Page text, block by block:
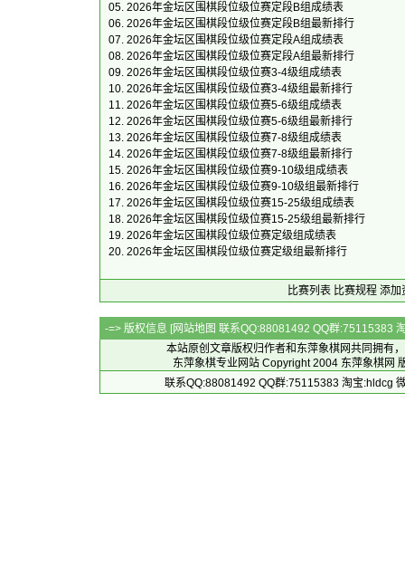
05. 2026年金坛区围棋段位级位赛定段B组成绩表
06. 2026年金坛区围棋段位级位赛定段B组最新排行
07. 2026年金坛区围棋段位级位赛定段A组成绩表
08. 2026年金坛区围棋段位级位赛定段A组最新排行
09. 2026年金坛区围棋段位级位赛3-4级组成绩表
10. 2026年金坛区围棋段位级位赛3-4级组最新排行
11. 2026年金坛区围棋段位级位赛5-6级组成绩表
12. 2026年金坛区围棋段位级位赛5-6级组最新排行
13. 2026年金坛区围棋段位级位赛7-8级组成绩表
14. 2026年金坛区围棋段位级位赛7-8级组最新排行
15. 2026年金坛区围棋段位级位赛9-10级组成绩表
16. 2026年金坛区围棋段位级位赛9-10级组最新排行
17. 2026年金坛区围棋段位级位赛15-25级组成绩表
18. 2026年金坛区围棋段位级位赛15-25级组最新排行
19. 2026年金坛区围棋段位级位赛定级组成绩表
20. 2026年金坛区围棋段位级位赛定级组最新排行
比赛列表 比赛规程 添加
-=> 版权信息 [网站地图 联系QQ:88081492 QQ群:75115383
本站原创文章版权归作者和 东萍象棋网共同拥有
东萍象棋专业网站 Copyright 2004 东萍象棋网
联系QQ:88081492 QQ群:75115383 淘宝:hldcg